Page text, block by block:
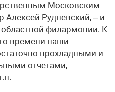
Московским
Алексей Рудневский, – и
филармонии. К
времени наши
прохладными и
отчетами,